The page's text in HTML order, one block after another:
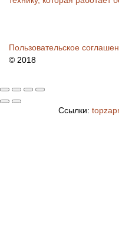
Пользовательское
© 2018
Ссылки: